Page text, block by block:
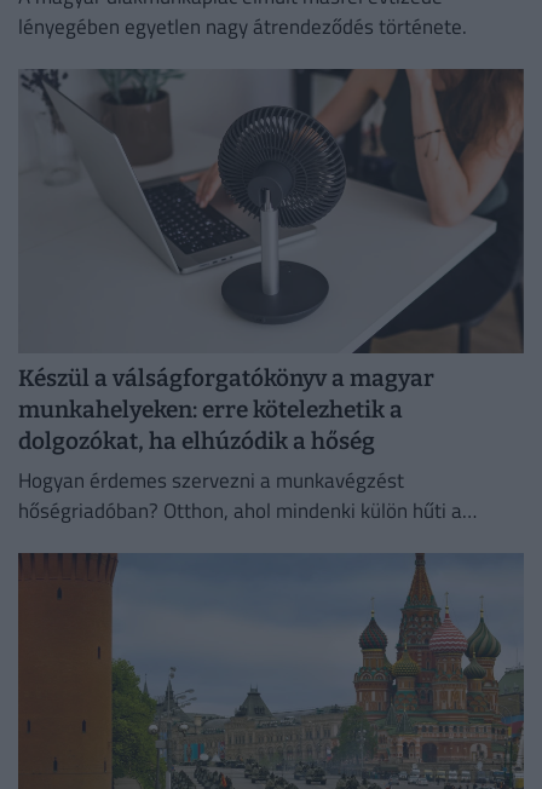
lényegében egyetlen nagy átrendeződés története.
Készül a válságforgatókönyv a magyar
munkahelyeken: erre kötelezhetik a
dolgozókat, ha elhúzódik a hőség
Hogyan érdemes szervezni a munkavégzést
hőségriadóban? Otthon, ahol mindenki külön hűti a
irodaházban, ahol a hűtés központilag működik.